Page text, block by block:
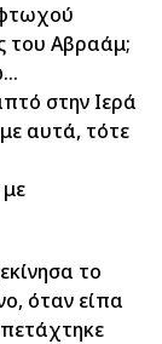
του Αβραάμ;
στην Ιερά
αυτά, τότε
το
όταν είπα